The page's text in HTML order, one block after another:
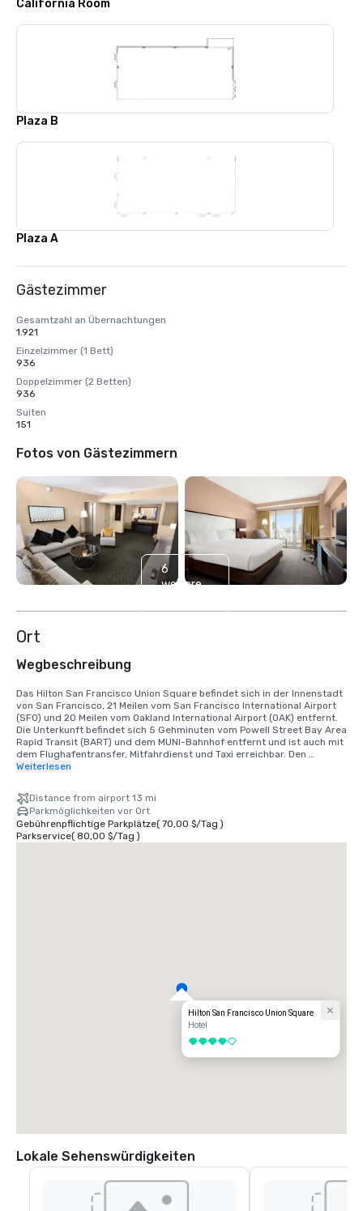
California Room
Plaza B
Plaza A
Gästezimmer
Gesamtzahl an Übernachtungen
1.921
Einzelzimmer (1 Bett)
936
Doppelzimmer (2 Betten)
936
Suiten
151
Fotos von Gästezimmern
6
weitere
Ort
Wegbeschreibung
Das Hilton San Francisco Union Square befindet sich in der Innenstadt
von San Francisco, 21 Meilen vom San Francisco International Airport
(SFO) und 20 Meilen vom Oakland International Airport (OAK) entfernt.
Die Unterkunft befindet sich 5 Gehminuten vom Powell Street Bay Area
Rapid Transit (BART) und dem MUNI-Bahnhof entfernt und ist auch mit
dem Flughafentransfer, Mitfahrdienst und Taxi erreichbar. Den
internationalen Flughafen SFO erreichen Sie mit dem Auto in 25
Weiterlesen
Distance from airport 13 mi
Parkmöglichkeiten vor Ort
Gebührenpflichtige Parkplätze( 70,00 $/Tag )
Parkservice( 80,00 $/Tag )
Hilton San Francisco Union Square
Hotel
4 von 5
Lokale Sehenswürdigkeiten